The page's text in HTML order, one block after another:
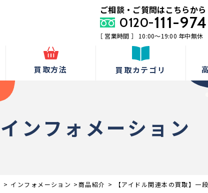
ご相談・ご質問はこちらから
0120-111-974
［ 営業時間 ］ 10:00〜19:00 年中無休
買取方法 買取カテゴリ
インフォメーション
> インフォメーション >商品紹介 > 【アイドル関連本の買取】一